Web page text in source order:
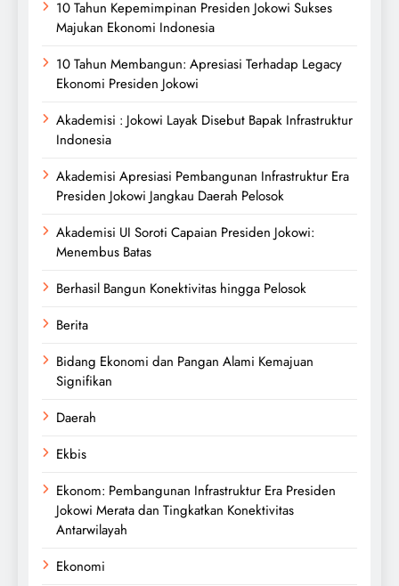
10 Tahun Kepemimpinan Presiden Jokowi Sukses
Majukan Ekonomi Indonesia
10 Tahun Membangun: Apresiasi Terhadap Legacy
Ekonomi Presiden Jokowi
Akademisi : Jokowi Layak Disebut Bapak Infrastruktur
Indonesia
Akademisi Apresiasi Pembangunan Infrastruktur Era
Presiden Jokowi Jangkau Daerah Pelosok
Akademisi UI Soroti Capaian Presiden Jokowi:
Menembus Batas
Berhasil Bangun Konektivitas hingga Pelosok
Berita
Bidang Ekonomi dan Pangan Alami Kemajuan
Signifikan
Daerah
Ekbis
Ekonom: Pembangunan Infrastruktur Era Presiden
Jokowi Merata dan Tingkatkan Konektivitas
Antarwilayah
Ekonomi